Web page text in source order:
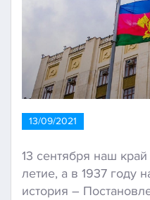
13/09/2021
13 сентября наш
летие, а в 1937 году
история –